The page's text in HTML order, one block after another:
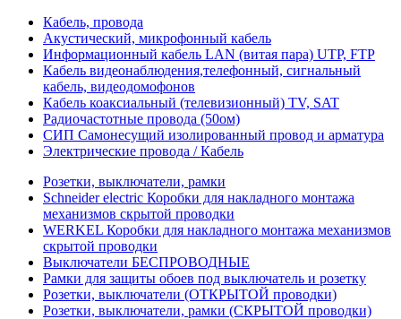
Кабель, провода
Акустический, микрофонный кабель
Информационный кабель LAN (витая пара) UTP, FTP
Кабель видеонаблюдения,телефонный, сигнальный
кабель, видеодомофонов
Кабель коаксиальный (телевизионный) TV, SAT
Радиочастотные провода (50ом)
СИП Самонесущий изолированный провод и арматура
Электрические провода / Кабель
Розетки, выключатели, рамки
Schneider electric Коробки для накладного монтажа
механизмов скрытой проводки
WERKEL Коробки для накладного монтажа механизмов
скрытой проводки
Выключатели БЕСПРОВОДНЫЕ
Рамки для защиты обоев под выключатель и розетку
Розетки, выключатели (ОТКРЫТОЙ проводки)
Розетки, выключатели, рамки (СКРЫТОЙ проводки)